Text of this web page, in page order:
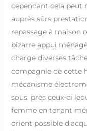
cependant cela peut
auprès sûrs
repassage à maison
bizarre appui
charge diverses
compagnie de cette
mécanisme
sous. près ceux-ci
femme en tenant
orient possible